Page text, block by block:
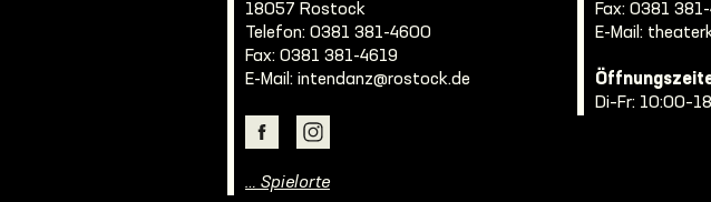
18057 Rostock
Telefon: 0381 381-4600
Fax: 0381 381-4619
E-Mail: intendanz@rostock.de
… Spielorte
Fax: 0381
E-Mail:
Di–Fr: